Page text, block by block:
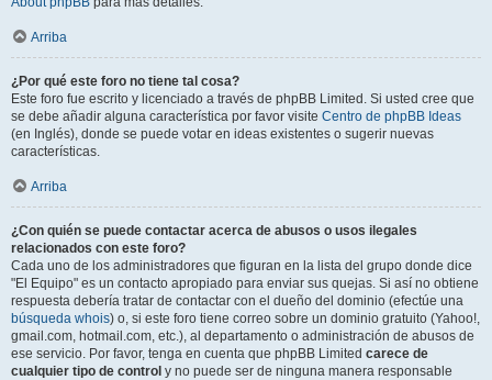
Arriba
¿Por qué este foro no tiene tal cosa?
Este foro fue escrito y licenciado a través de phpBB Limited. Si usted cree que
se debe añadir alguna característica por favor visite Centro de phpBB Ideas
(en Inglés), donde se puede votar en ideas existentes o sugerir nuevas
características.
Arriba
¿Con quién se puede contactar acerca de abusos o usos ilegales
relacionados con este foro?
Cada uno de los administradores que figuran en la lista del grupo donde dice
"El Equipo" es un contacto apropiado para enviar sus quejas. Si así no obtiene
respuesta debería tratar de contactar con el dueño del dominio (efectúe una
búsqueda whois) o, si este foro tiene correo sobre un dominio gratuito (Yahoo!,
gmail.com, hotmail.com, etc.), al departamento o administración de abusos de
ese servicio. Por favor, tenga en cuenta que phpBB Limited carece de
cualquier tipo de control y no puede ser de ninguna manera responsable